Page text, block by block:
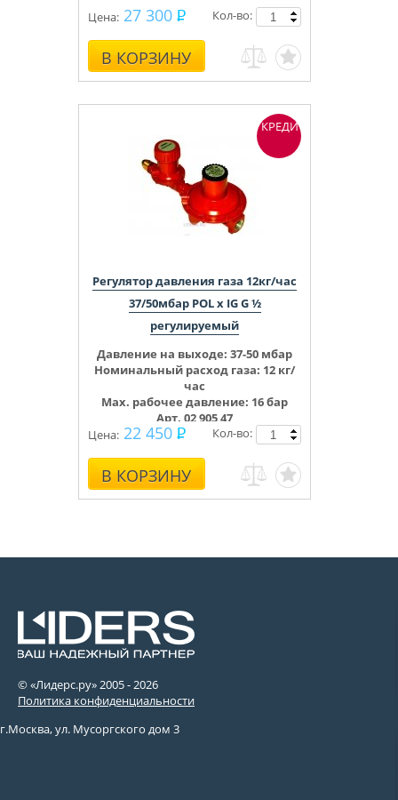
Цена: 27 300
В КОРЗИНУ
Кол-во:
Регулятор давления газа 12кг/час
37/50мбар POL x IG G ½
регулируемый
Давление на выходе: 37-50 мбар
Номинальный расход газа: 12 кг/
час
Max. рабочее давление: 16 бар
Арт. 02 905 47
Цена: 22 450
В КОРЗИНУ
Кол-во:
КРЕДИТ
© «Лидерс.ру» 2005 -2026
Политика конфиденциальности
г.Москва, ул. Мусоргского дом 3